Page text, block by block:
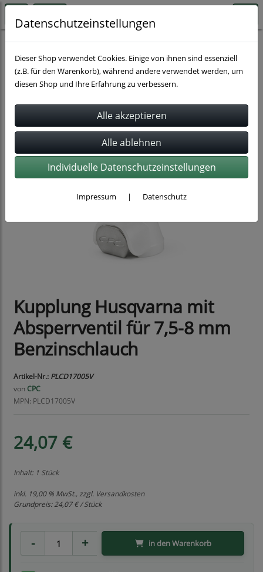
Schlauchverbindung Benzinkupplungen für Motorräder
Kupplung Husqvarna mit
Absperrventil für 7,5-8 mm
Benzinschlauch
Artikel-Nr.: PLCD17005V
vonCPC
MPN: PLCD17005V
24,07 €
Inhalt: 1 Stück
inkl. 19,00 % MwSt., zzgl. Versandkosten
Grundpreis:24,07 € / Stück
in den Warenkorb
Datenschutzeinstellungen
Dieser Shop verwendet Cookies. Einige von ihnen sind essenziell
(z.B. für den Warenkorb), während andere verwendet werden, um
diesen Shop und Ihre Erfahrung zu verbessern.
Individuelle Datenschutzeinstellungen
Impressum | Datenschutz